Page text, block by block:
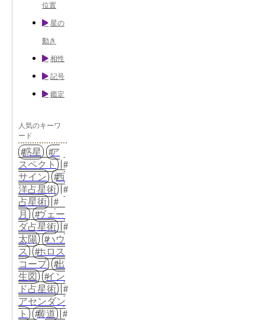
位置
星の
動き
相性
記号
鑑定
人気のキーワ
ード
惑星
ア
スペクト
サイン
西
洋占星術
占星術
月
ヴェー
ダ占星術
太陽
ハウ
ス
ホロス
コープ
出
生図
イン
ド占星術
アセンダン
ト
黄道